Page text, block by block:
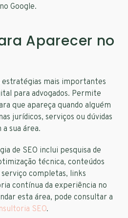
Google.
Aparecer no
estratégias mais importantes
para advogados. Permite
que apareça quando alguém
jurídicos, serviços ou dúvidas
a sua área.
de SEO inclui pesquisa de
técnica, conteúdos
serviço completas, links
contínua da experiência no
esta área, pode consultar a
SEO.